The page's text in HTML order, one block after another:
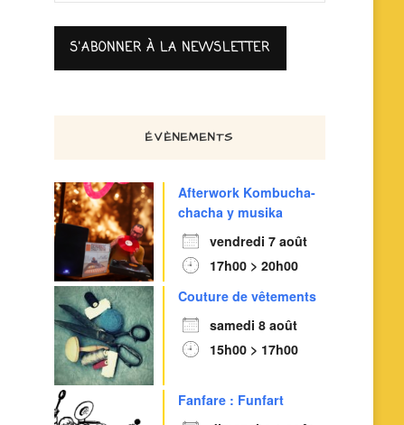
ÉVÈNEMENTS
Afterwork Kombucha-
chacha y musika
vendredi 7 août
17h00 > 20h00
Couture de vêtements
samedi 8 août
15h00 > 17h00
Fanfare : Funfart